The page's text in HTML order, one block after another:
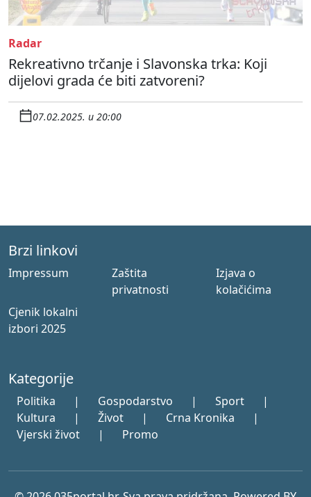
Radar
Rekreativno trčanje i Slavonska trka: Koji
dijelovi grada će biti zatvoreni?
07.02.2025. u 20:00
Brzi linkovi
Impressum
Zaštita
privatnosti
Izjava o
kolačićima
Cjenik lokalni
izbori 2025
Kategorije
Politika | Gospodarstvo | Sport
|
Kultura
| Život | Crna Kronika
|
Vjerski život
| Promo